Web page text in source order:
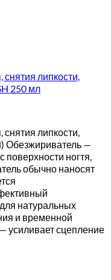
липкости,
250 мл
липкости,
Обезжириватель —
поверхности ногтя,
обычно наносят
натуральных
и временной
усиливает сцепление